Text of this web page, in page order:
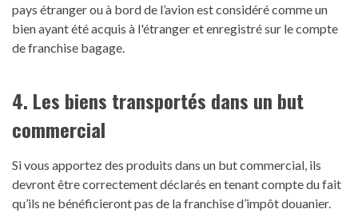
pays étranger ou à bord de l’avion est considéré comme un
bien ayant été acquis à l'étranger et enregistré sur le compte
de franchise bagage.
4. Les biens transportés dans un but
commercial
Si vous apportez des produits dans un but commercial, ils
devront être correctement déclarés en tenant compte du fait
qu’ils ne bénéficieront pas de la franchise d’impôt douanier.